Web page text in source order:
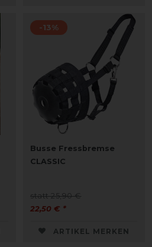
-13%
Busse Fressbremse
CLASSIC
statt 25,90 €
22,50 € *
ARTIKEL MERKEN